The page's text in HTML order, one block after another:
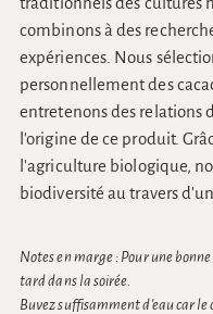
combinons à des
expériences. Nous
personnellement des
entretenons des relations
l'origine de ce produit.
l'agriculture biologique,
biodiversité au travers
Notes en marge : Pour une
tard dans la soirée.
Buvez suffisamment d'eau car